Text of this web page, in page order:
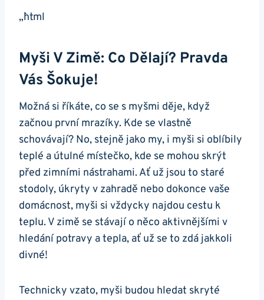
„`html
Myši V Zimě: Co Dělají? Pravda
Vás Šokuje!
Možná si říkáte, co se s myšmi děje, když
začnou první mrazíky. Kde se vlastně
schovávají? No, stejně jako my, i myši si oblíbily
teplé a útulné místečko, kde se mohou skrýt
před zimními nástrahami. Ať už jsou to staré
stodoly, úkryty v zahradě nebo dokonce vaše
domácnost, myši si vždycky najdou cestu k
teplu. V zimě se stávají o něco aktivnějšími v
hledání potravy a tepla, ať už se to zdá jakkoli
divné!
Technicky vzato, myši budou hledat skryté